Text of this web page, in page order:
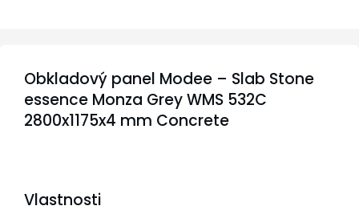
Obkladový panel Modee – Slab Stone
essence Monza Grey WMS 532C
2800x1175x4 mm Concrete
Vlastnosti